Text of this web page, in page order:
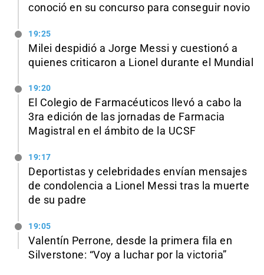
conoció en su concurso para conseguir novio
19:25
Milei despidió a Jorge Messi y cuestionó a
quienes criticaron a Lionel durante el Mundial
19:20
El Colegio de Farmacéuticos llevó a cabo la
3ra edición de las jornadas de Farmacia
Magistral en el ámbito de la UCSF
19:17
Deportistas y celebridades envían mensajes
de condolencia a Lionel Messi tras la muerte
de su padre
19:05
Valentín Perrone, desde la primera fila en
Silverstone: “Voy a luchar por la victoria”